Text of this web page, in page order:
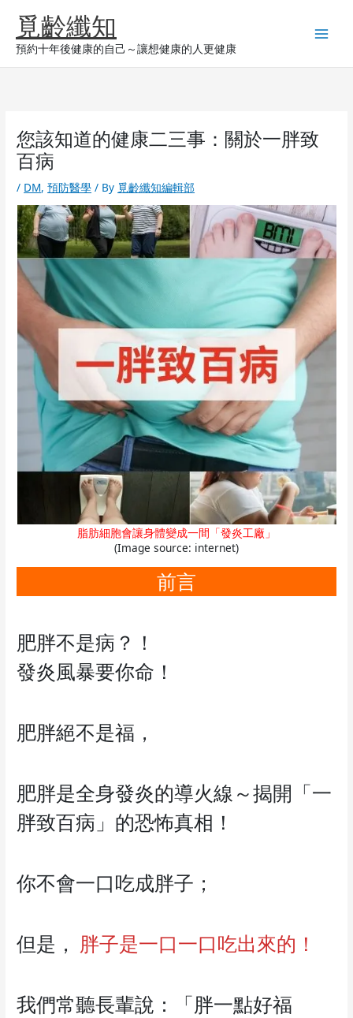
content覓齡纖知
預約十年後健康的自己～讓想健康的人更健康
您該知道的健康二三事：關於一胖致
百病
/ DM,預防醫學 / By 覓齡纖知編輯部
脂肪細胞會讓身體變成一間「發炎工廠」
(Image source: internet)
前言
肥胖不是病？！
發炎風暴要你命！
肥胖絕不是福，
肥胖是全身發炎的導火線～揭開「一
胖致百病」的恐怖真相！
你不會一口吃成胖子；
但是， 胖子是一口一口吃出來的！
我們常聽長輩說：「胖一點好福